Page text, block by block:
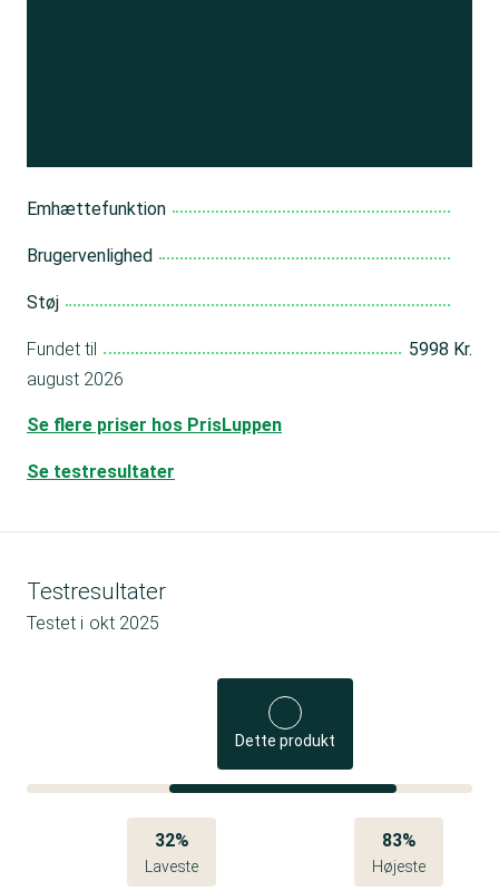
Emhættefunktion
Brugervenlighed
Støj
Fundet til
5998 Kr.
august 2026
Se flere priser hos PrisLuppen
Se testresultater
Testresultater
Testet i okt 2025
Dette produkt
32%
Laveste
83%
Højeste